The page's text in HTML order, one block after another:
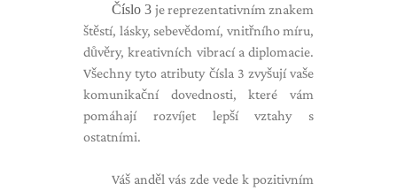
Číslo 3 je reprezentativním znakem
štěstí, lásky, sebevědomí, vnitřního míru,
důvěry, kreativních vibrací a diplomacie.
Všechny tyto atributy čísla 3 zvyšují vaše
komunikační dovednosti, které vám
pomáhají rozvíjet lepší vztahy s
ostatními.
Váš anděl vás zde vede k pozitivním